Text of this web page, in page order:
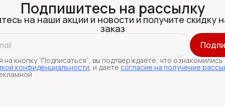
Подпишитесь на рассылку
на наши акции и новости и получите скидку
заказ
на кнопку “Подписаться“, вы подтверждаете, что ознакомились
конфиденциальности, и даете согласие на получение